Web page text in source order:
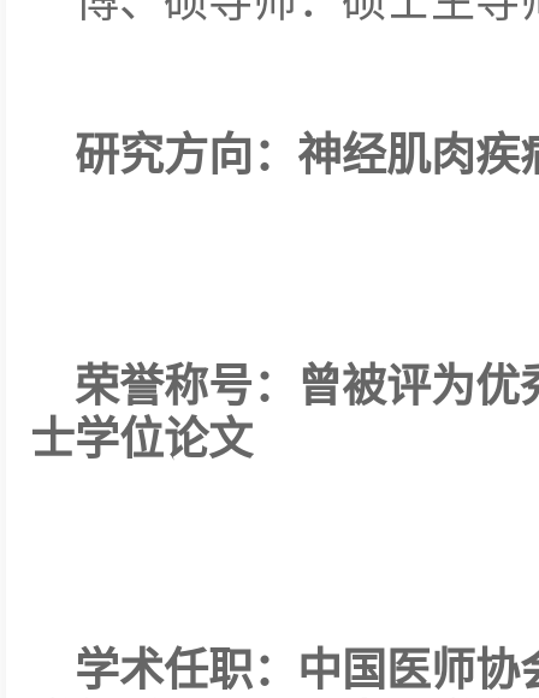
研究方向：神经肌肉
荣誉称号：曾被评为
士学位论文
学术任职：中国医师